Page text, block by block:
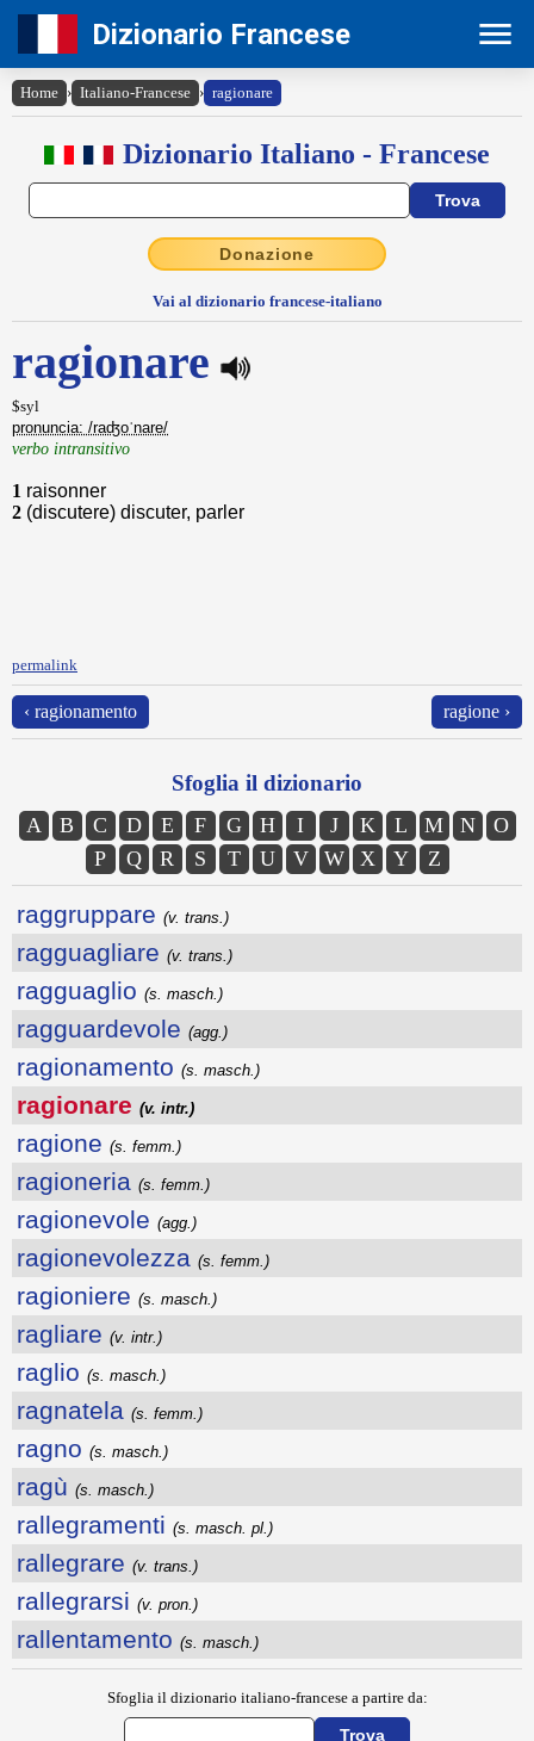
Dizionario Francese
Home › Italiano-Francese › ragionare
Dizionario Italiano - Francese
Donazione
Vai al dizionario francese-italiano
ragionare
$syl
pronuncia: /raʤoˈnare/
verbo intransitivo
1 raisonner
2 (discutere) discuter, parler
permalink
‹ ragionamento ragione ›
Sfoglia il dizionario
A B C D E F G H I J K L M N
O
P
Q R S T U V W X Y Z
raggruppare (v. trans.)
ragguagliare (v. trans.)
ragguaglio (s. masch.)
ragguardevole (agg.)
ragionamento (s. masch.)
ragionare (v. intr.)
ragione (s. femm.)
ragioneria (s. femm.)
ragionevole (agg.)
ragionevolezza (s. femm.)
ragioniere (s. masch.)
ragliare (v. intr.)
raglio (s. masch.)
ragnatela (s. femm.)
ragno (s. masch.)
ragù (s. masch.)
rallegramenti (s. masch. pl.)
rallegrare (v. trans.)
rallegrarsi (v. pron.)
rallentamento (s. masch.)
Sfoglia il dizionario italiano-francese a partire da: